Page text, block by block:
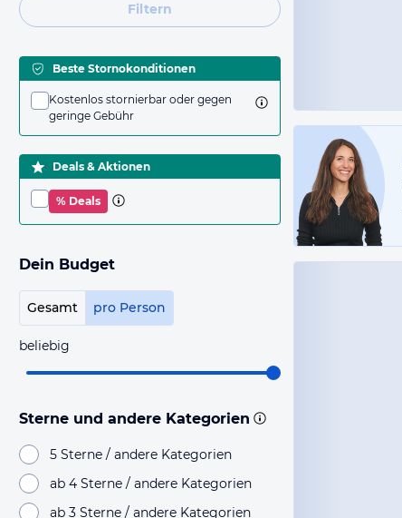
Filtern
Beste Stornokonditionen
Kostenlos stornierbar oder gegen
geringe Gebühr
Deals & Aktionen
% Deals
Dein Budget
Gesamt pro Person
beliebig
Sterne und andere Kategorien
5 Sterne / andere Kategorien
ab 4 Sterne / andere Kategorien
ab 3 Sterne / andere Kategorien